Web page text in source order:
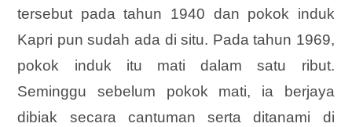
tersebut pada tahun 1940 dan pokok induk
Kapri pun sudah ada di situ. Pada tahun 1969,
pokok induk itu mati dalam satu ribut.
Seminggu sebelum pokok mati, ia berjaya
dibiak secara cantuman serta ditanami di